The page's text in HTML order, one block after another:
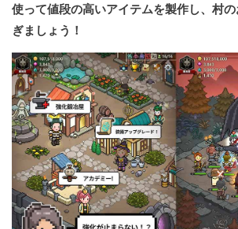
使って値段の高いアイテムを製作し、村
ぎましょう！